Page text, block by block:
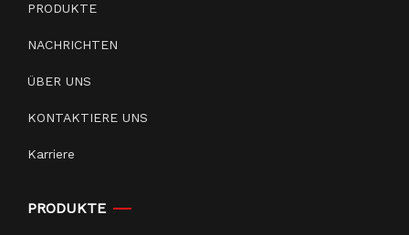
PRODUKTE
NACHRICHTEN
ÜBER UNS
KONTAKTIERE UNS
Karriere
PRODUKTE